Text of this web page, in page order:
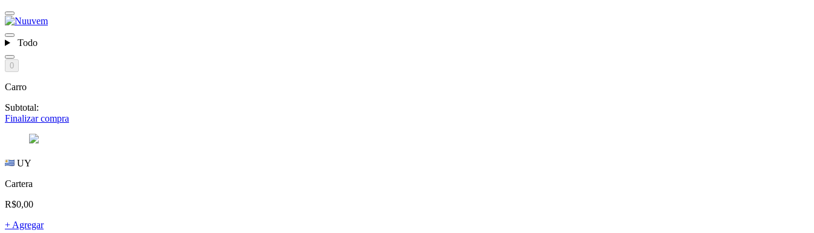
Todo
0
Carro
Subtotal:
Finalizar compra
UY
Cartera
R$0,00
+ Agregar